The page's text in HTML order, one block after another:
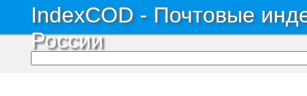
IndexCOD - Почтовые
России